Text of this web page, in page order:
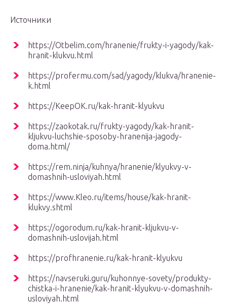
Источники
https://Otbelim.com/hranenie/frukty-i-yagody/kak-
hranit-klukvu.html
https://profermu.com/sad/yagody/klukva/hranenie-
k.html
https://KeepOK.ru/kak-hranit-klyukvu
https://zaokotak.ru/frukty-yagody/kak-hranit-
kljukvu-luchshie-sposoby-hranenija-jagody-
doma.html/
https://rem.ninja/kuhnya/hranenie/klyukvy-v-
domashnih-usloviyah.html
https://www.Kleo.ru/items/house/kak-hranit-
klukvy.shtml
https://ogorodum.ru/kak-hranit-kljukvu-v-
domashnih-uslovijah.html
https://profhranenie.ru/kak-hranit-klyukvu
https://navseruki.guru/kuhonnye-sovety/produkty-
chistka-i-hranenie/kak-hranit-klyukvu-v-domashnih-
usloviyah.html